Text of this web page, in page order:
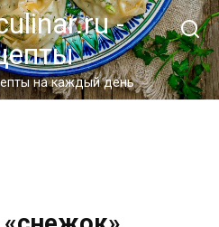
-
на каждый день